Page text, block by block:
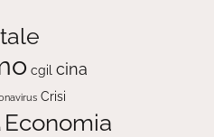
cgil cina
Crisi
Economia